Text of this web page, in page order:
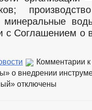
минеральные
с Соглашением о
Комментарии
о внедрении
отключены